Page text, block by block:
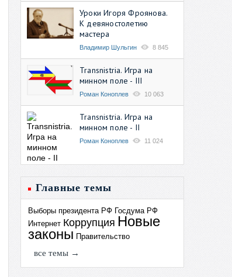
Уроки Игоря Фроянова.
К девяностолетию
мастера
Владимир Шульгин 8 845
Transnistria. Игра на
минном поле - III
Роман Коноплев 10 063
Transnistria. Игра на
минном поле - II
Роман Коноплев 11 024
Главные темы
Выборы президента РФ Госдума РФ
Интернет Коррупция Новые
законы Правительство
все темы →